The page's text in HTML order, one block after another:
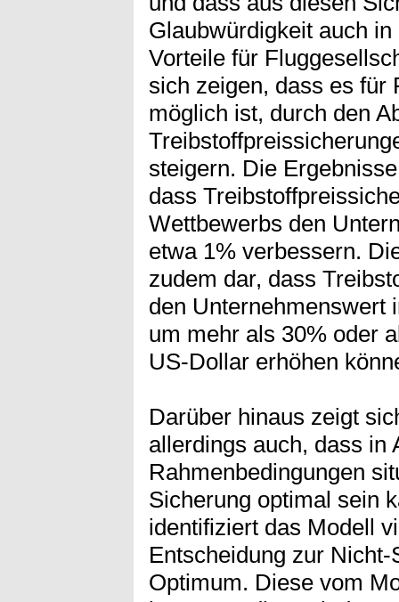
Glaubwürdigkeit auch
Vorteile für
sich zeigen, dass es für
möglich ist, durch den
steigern. Die
dass
Wettbewerbs den
etwa 1% verbessern.
zudem dar, dass
den Unternehmenswert
um mehr als 30% oder
US-Dollar erhöhen
Darüber hinaus zeigt
allerdings auch, dass in
Rahmenbedingungen
Sicherung optimal sein
identifiziert das Modell
Entscheidung zur
Optimum. Diese vom